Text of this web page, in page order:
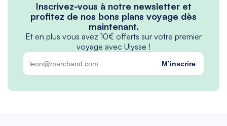
Inscrivez-vous à notre newsletter et
profitez de nos bons plans voyage dès
maintenant.
Et en plus vous avez 10€ offerts sur votre premier
voyage avec Ulysse !
M’inscrire